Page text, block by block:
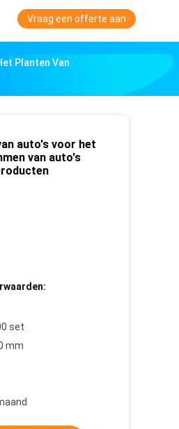
Vraag een offerte aan
Planten Van
auto's voor het
van auto's
set
mm